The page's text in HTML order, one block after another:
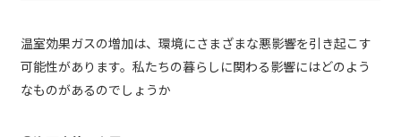
温室効果ガスの増加は、環境にさまざまな悪影響を引き起こす
可能性があります。私たちの暮らしに関わる影響にはどのよう
なものがあるのでしょうか